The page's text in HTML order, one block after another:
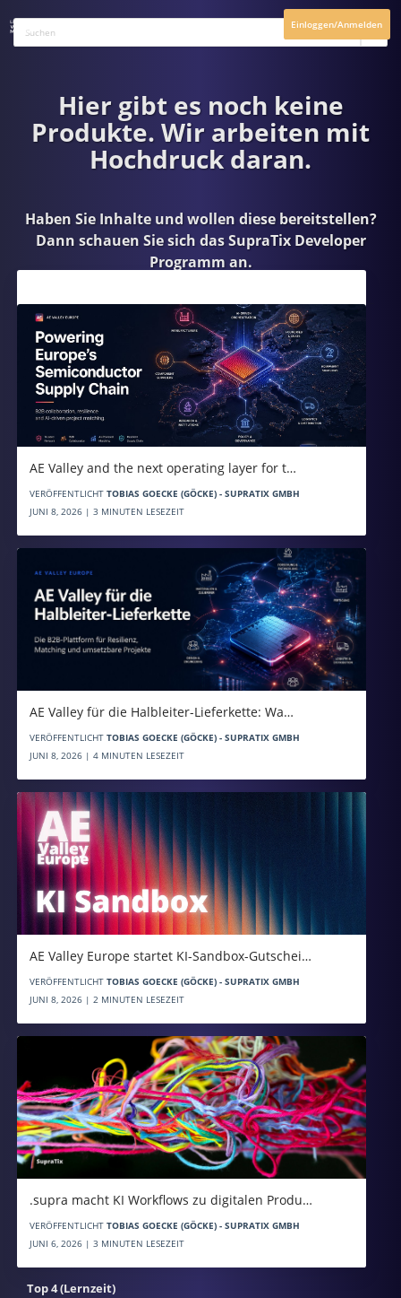
Einloggen/Anmelden
Hier gibt es noch keine
Produkte. Wir arbeiten mit
Hochdruck daran.
Haben Sie Inhalte und wollen diese bereitstellen?
Dann schauen Sie sich dasSupraTix Developer
Programman.
AE Valley and the next operating layer for t…
VERÖFFENTLICHT TOBIAS GOECKE (GÖCKE) - SUPRATIX GMBH
JUNI 8, 2026 | 3 MINUTEN LESEZEIT
AE Valley für die Halbleiter-Lieferkette: Wa…
VERÖFFENTLICHT TOBIAS GOECKE (GÖCKE) - SUPRATIX GMBH
JUNI 8, 2026 | 4 MINUTEN LESEZEIT
AE Valley Europe startet KI-Sandbox-Gutschei…
VERÖFFENTLICHT TOBIAS GOECKE (GÖCKE) - SUPRATIX GMBH
JUNI 8, 2026 | 2 MINUTEN LESEZEIT
.supra macht KI Workflows zu digitalen Produ…
VERÖFFENTLICHT TOBIAS GOECKE (GÖCKE) - SUPRATIX GMBH
JUNI 6, 2026 | 3 MINUTEN LESEZEIT
Top 4 (Lernzeit)